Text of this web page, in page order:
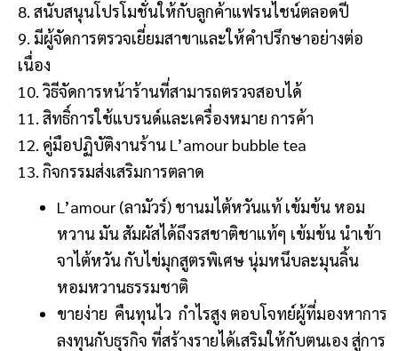
8. สนับสนุนโปรโมชั่นให้กับลูกค้าแฟรนไชน์ตลอดปี
9. มีผู้จัดการตรวจเยี่ยมสาขาและให้คำปรึกษาอย่างต่อ
เนื่อง
10. วิธีจัดการหน้าร้านที่สามารถตรวจสอบได้
11. สิทธิ์การใช้แบรนด์และเครื่องหมาย การค้า
12. คู่มือปฏิบัติงานร้าน L’amour bubble tea
13. กิจกรรมส่งเสริมการตลาด
L’amour (ลามัวร์) ชานมไต้หวันแท้ เข้มข้น หอม
หวาน มัน สัมผัสได้ถึงรสชาติชาแท้ๆ เข้มข้น นำเข้า
จาไต้หวัน กับไข่มุกสูตรพิเศษ นุ่มหนึบละมุนลิ้น
หอมหวานธรรมชาติ
ขายง่าย คืนทุนไว กำไรสูง ตอบโจทย์ผู้ที่มองหาการ
ลงทุนกับธุรกิจ ที่สร้างรายได้เสริมให้กับตนเอง สู่การ